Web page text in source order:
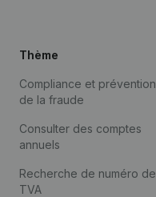
Thème
Compliance et prévention
de la fraude
Consulter des comptes
annuels
Recherche de numéro de
TVA